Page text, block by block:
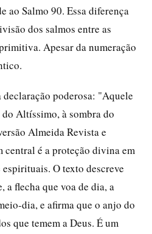
ao Salmo 90. Essa diferença
dos salmos entre as
Apesar da numeração
declaração poderosa: "Aquele
Altíssimo, à sombra do
Almeida Revista e
central é a proteção divina em
O texto descreve
a flecha que voa de dia, a
dia, e afirma que o anjo do
que temem a Deus. É um